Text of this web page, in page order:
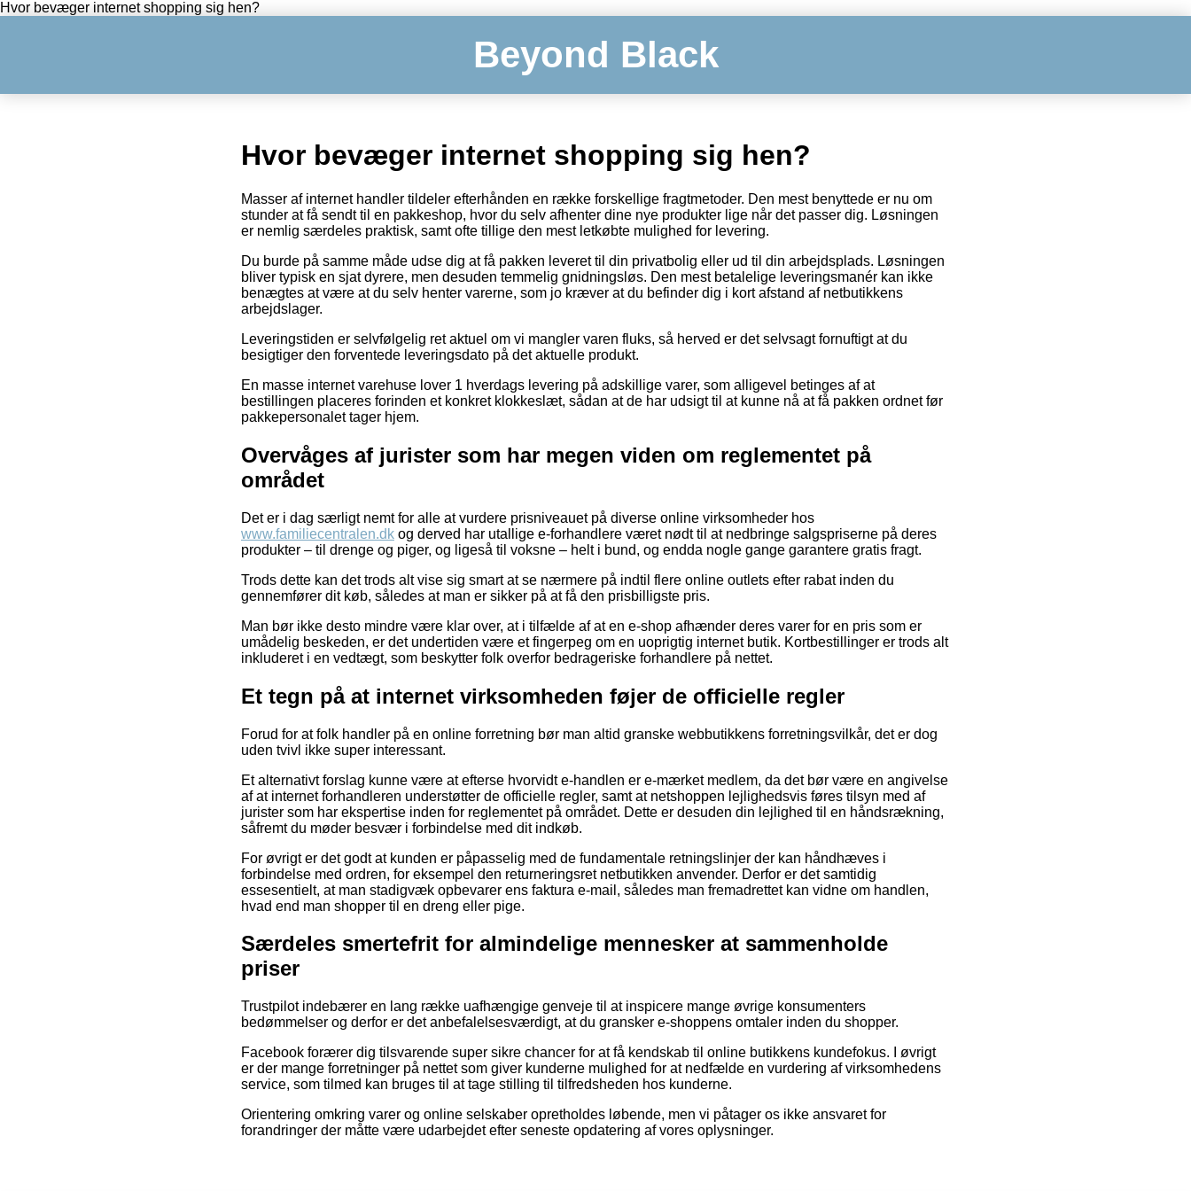
Hvor bevæger internet shopping sig hen?
Beyond Black
Hvor bevæger internet shopping sig hen?
Masser af internet handler tildeler efterhånden en række forskellige fragtmetoder. Den mest benyttede er nu om
stunder at få sendt til en pakkeshop, hvor du selv afhenter dine nye produkter lige når det passer dig. Løsningen
er nemlig særdeles praktisk, samt ofte tillige den mest letkøbte mulighed for levering.
Du burde på samme måde udse dig at få pakken leveret til din privatbolig eller ud til din arbejdsplads. Løsningen
bliver typisk en sjat dyrere, men desuden temmelig gnidningsløs. Den mest betalelige leveringsmanér kan ikke
benægtes at være at du selv henter varerne, som jo kræver at du befinder dig i kort afstand af netbutikkens
arbejdslager.
Leveringstiden er selvfølgelig ret aktuel om vi mangler varen fluks, så herved er det selvsagt fornuftigt at du
besigtiger den forventede leveringsdato på det aktuelle produkt.
En masse internet varehuse lover 1 hverdags levering på adskillige varer, som alligevel betinges af at
bestillingen placeres forinden et konkret klokkeslæt, sådan at de har udsigt til at kunne nå at få pakken ordnet før
pakkepersonalet tager hjem.
Overvåges af jurister som har megen viden om reglementet på
området
Det er i dag særligt nemt for alle at vurdere prisniveauet på diverse online virksomheder hos
www.familiecentralen.dk og derved har utallige e-forhandlere været nødt til at nedbringe salgspriserne på deres
produkter – til drenge og piger, og ligeså til voksne – helt i bund, og endda nogle gange garantere gratis fragt.
Trods dette kan det trods alt vise sig smart at se nærmere på indtil flere online outlets efter rabat inden du
gennemfører dit køb, således at man er sikker på at få den prisbilligste pris.
Man bør ikke desto mindre være klar over, at i tilfælde af at en e-shop afhænder deres varer for en pris som er
umådelig beskeden, er det undertiden være et fingerpeg om en uoprigtig internet butik. Kortbestillinger er trods alt
inkluderet i en vedtægt, som beskytter folk overfor bedrageriske forhandlere på nettet.
Et tegn på at internet virksomheden føjer de officielle regler
Forud for at folk handler på en online forretning bør man altid granske webbutikkens forretningsvilkår, det er dog
uden tvivl ikke super interessant.
Et alternativt forslag kunne være at efterse hvorvidt e-handlen er e-mærket medlem, da det bør være en angivelse
af at internet forhandleren understøtter de officielle regler, samt at netshoppen lejlighedsvis føres tilsyn med af
jurister som har ekspertise inden for reglementet på området. Dette er desuden din lejlighed til en håndsrækning,
såfremt du møder besvær i forbindelse med dit indkøb.
For øvrigt er det godt at kunden er påpasselig med de fundamentale retningslinjer der kan håndhæves i
forbindelse med ordren, for eksempel den returneringsret netbutikken anvender. Derfor er det samtidig
essesentielt, at man stadigvæk opbevarer ens faktura e-mail, således man fremadrettet kan vidne om handlen,
hvad end man shopper til en dreng eller pige.
Særdeles smertefrit for almindelige mennesker at sammenholde
priser
Trustpilot indebærer en lang række uafhængige genveje til at inspicere mange øvrige konsumenters
bedømmelser og derfor er det anbefalelsesværdigt, at du gransker e-shoppens omtaler inden du shopper.
Facebook forærer dig tilsvarende super sikre chancer for at få kendskab til online butikkens kundefokus. I øvrigt
er der mange forretninger på nettet som giver kunderne mulighed for at nedfælde en vurdering af virksomhedens
service, som tilmed kan bruges til at tage stilling til tilfredsheden hos kunderne.
Orientering omkring varer og online selskaber opretholdes løbende, men vi påtager os ikke ansvaret for
forandringer der måtte være udarbejdet efter seneste opdatering af vores oplysninger.